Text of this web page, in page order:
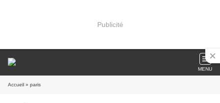
Publicité
MENU
Accueil » paris